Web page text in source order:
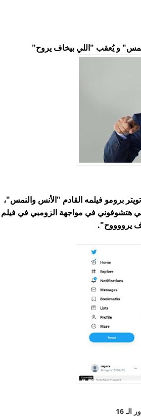
و يُعقب "اللي بيخاف يروح"
برومو فيلمه القادم "الأنس والنمس"،
قائلًا: " اوعى الزومبي هتشوفوني في مواجهة الزومبي في فيلم
يرووووح".